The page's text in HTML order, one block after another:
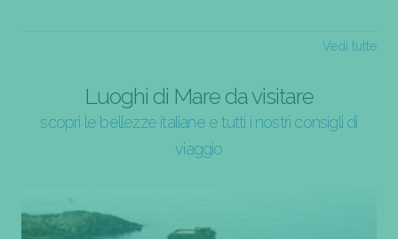
Vedi tutte
Luoghi di Mare da visitare
scopri le bellezze italiane e tutti i nostri consigli di
viaggio